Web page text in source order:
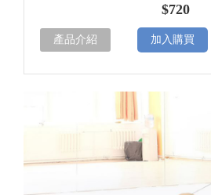
$720
產品介紹 加入購買